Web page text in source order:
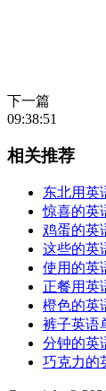
下一篇
09:38:51
相关推荐
东北用英
惊喜的英
鸡蛋的英
这些的英
使用的英
正餐用英
橙色的英
裤子英语
分钟的英
巧克力的